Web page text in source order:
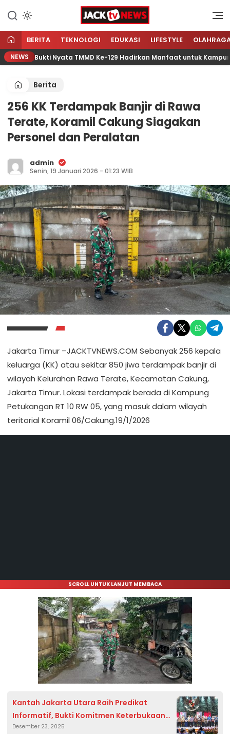
konten
Jacktvnews.com
Sumber Referensi Terpercaya
BERITA TEKNOLOGI EDUKASI LIFESTYLE
NEWSBukti Nyata TMMD Ke-129 Hadirkan Manfaat untuk Kampung
Berita
256 KK Terdampak Banjir di Rawa
Terate, Koramil Cakung Siagakan
Personel dan Peralatan
admin
Senin, 19 Januari 2026 - 01:23 WIB
Jakarta Timur –JACKTVNEWS.COM Sebanyak 256 kepala
keluarga (KK) atau sekitar 850 jiwa terdampak banjir di
wilayah Kelurahan Rawa Terate, Kecamatan Cakung,
Jakarta Timur. Lokasi terdampak berada di Kampung
Petukangan RT 10 RW 05, yang masuk dalam wilayah
teritorial Koramil 06/Cakung.19/1/2026
SCROLL UNTUK LANJUT MEMBACA
Kantah Jakarta Utara Raih Predikat
Informatif, Bukti Komitmen Keterbukaan
Publik
Desember 23, 2025